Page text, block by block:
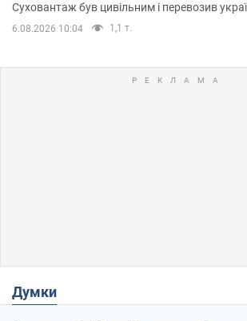
Суховантаж був цивільним і перевозив
6.08.2026 10:04 1,1 т.
Думки